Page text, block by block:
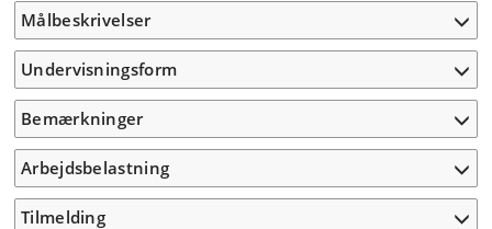
Målbeskrivelser
Undervisningsform
Bemærkninger
Arbejdsbelastning
Tilmelding